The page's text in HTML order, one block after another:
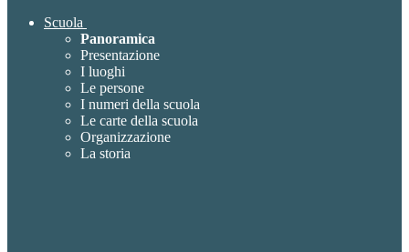
Scuola
Panoramica
Presentazione
I luoghi
Le persone
I numeri della scuola
Le carte della scuola
Organizzazione
La storia